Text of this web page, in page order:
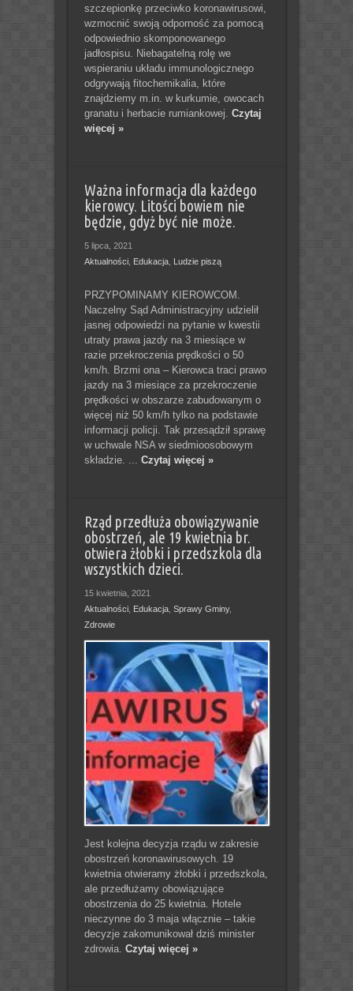
szczepionkę przeciwko koronawirusowi,
wzmocnić swoją odporność za pomocą
odpowiednio skomponowanego
jadłospisu. Niebagatelną rolę we
wspieraniu układu immunologicznego
odgrywają fitochemikalia, które
znajdziemy m.in. w kurkumie, owocach
granatu i herbacie rumiankowej. Czytaj
więcej »
Ważna informacja dla każdego
kierowcy. Litości bowiem nie
będzie, gdyż być nie może.
5 lipca, 2021
Aktualności, Edukacja, Ludzie piszą
PRZYPOMINAMY KIEROWCOM.
Naczelny Sąd Administracyjny udzielił
jasnej odpowiedzi na pytanie w kwestii
utraty prawa jazdy na 3 miesiące w
razie przekroczenia prędkości o 50
km/h. Brzmi ona – Kierowca traci prawo
jazdy na 3 miesiące za przekroczenie
prędkości w obszarze zabudowanym o
więcej niż 50 km/h tylko na podstawie
informacji policji. Tak przesądził sprawę
w uchwale NSA w siedmioosobowym
składzie. ... Czytaj więcej »
Rząd przedłuża obowiązywanie
obostrzeń, ale 19 kwietnia br.
otwiera żłobki i przedszkola dla
wszystkich dzieci.
15 kwietnia, 2021
Aktualności, Edukacja, Sprawy Gminy,
Zdrowie
Jest kolejna decyzja rządu w zakresie
obostrzeń koronawirusowych. 19
kwietnia otwieramy żłobki i przedszkola,
ale przedłużamy obowiązujące
obostrzenia do 25 kwietnia. Hotele
nieczynne do 3 maja włącznie – takie
decyzje zakomunikował dziś minister
zdrowia. Czytaj więcej »